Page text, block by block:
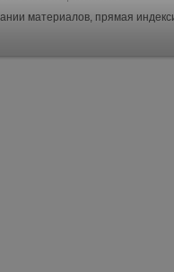
материалов, прямая